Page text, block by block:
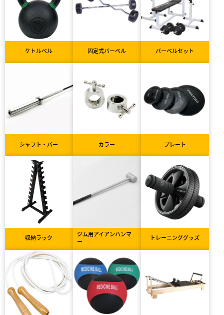
ケトルベル 固定式バーベル バーベルセット
シャフト・バー カラー プレート
収納ラック
ジム用アイアンハンマ
ー
トレーニンググッズ